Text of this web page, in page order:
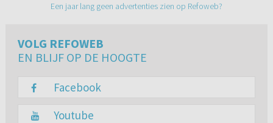
Een jaar lang geen advertenties zien op Refoweb?
VOLG REFOWEB
EN BLIJF OP DE HOOGTE
Facebook
Youtube